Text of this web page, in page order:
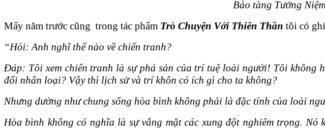
Bảo tàng Tưởng
Mấy năm trước cũng trong tác phẩm Trò Chuyện Với Thiên Thần tôi có
“Hỏi: Anh nghĩ thế nào về chiến tranh?
Đáp: Tôi xem chiến tranh là sự phá sản của trí tuệ loài người! Tôi không
đổi nhân loại? Vậy thì lịch sử và trí khôn có ích gì cho ta không?
Nhưng dường như chung sống hòa bình không phải là đặc tính của loài
Hòa bình không có nghĩa là sự vắng mặt các xung đột nghiêm trọng.